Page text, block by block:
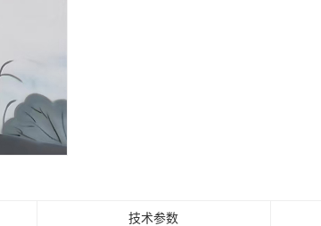
技术参数